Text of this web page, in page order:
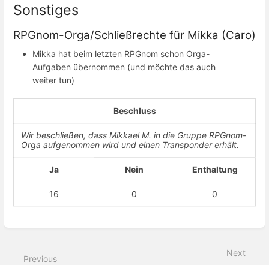
Sonstiges
RPGnom-Orga/Schließrechte für Mikka (Caro)
Mikka hat beim letzten RPGnom schon Orga-
Aufgaben übernommen (und möchte das auch
weiter tun)
Beschluss
Wir beschließen, dass Mikkael M. in die Gruppe RPGnom-
Orga aufgenommen wird und einen Transponder erhält.
Ja Nein Enthaltung
16 0 0
mode
Previous
Next